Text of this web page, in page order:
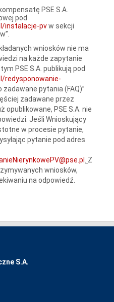
PSE S.A.
pod
instalacje-pvw sekcji
wniosków nie ma
na każde zapytanie
PSE S.A. publikują pod
redysponowanie-
zadawane pytania (FAQ)”
zadawane przez
opublikowane, PSE S.A. nie
Jeśli Wnioskujący
w procesie pytanie,
pytanie pod adres
Z
wniosków,
na odpowiedź.
S.A.